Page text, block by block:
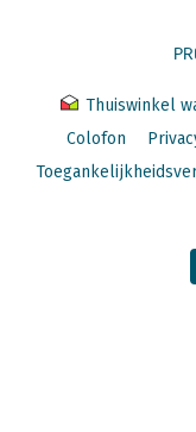
Thuiswinkel
Colofon